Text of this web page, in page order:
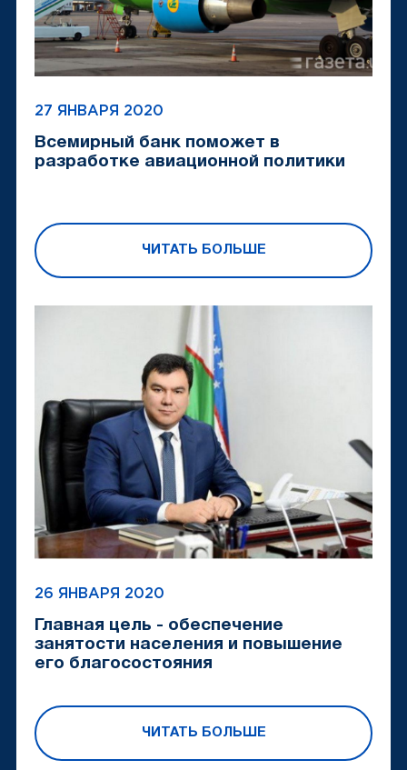
27 ЯНВАРЯ 2020
Всемирный банк поможет в
разработке авиационной политики
ЧИТАТЬ БОЛЬШЕ
26 ЯНВАРЯ 2020
Главная цель - обеспечение
занятости населения и повышение
его благосостояния
ЧИТАТЬ БОЛЬШЕ